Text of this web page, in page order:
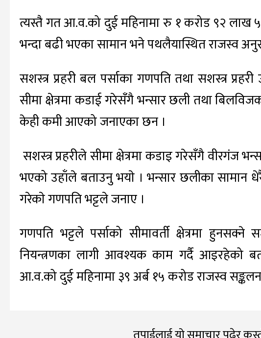
त्यस्तै गत आ.व.को दुई महिनामा रु १ करोड ९२
भन्दा बढी भएका सामान भने पथलैयास्थित राजस्व
सशस्त्र प्रहरी बल पर्साका गणपति तथा सशस्त्र
सीमा क्षेत्रमा कडाई गरेसँगै भन्सार छली तथा
केही कमी आएको जनाएका छन ।
सशस्त्र प्रहरीले सीमा क्षेत्रमा कडाइ गरेसँगै वीरगंज
भएको उहाँले बताउनु भयाे । भन्सार छलीका सामान
गरेकाे गणपति भट्टले जनाए ।
गणपति भट्टले पर्साको सीमावर्ती क्षेत्रमा
नियन्त्रणका लागी आवश्यक काम गर्दै आइरहेको
आ.व.को दुई महिनामा ३९ अर्ब १५ करोड राजस्व